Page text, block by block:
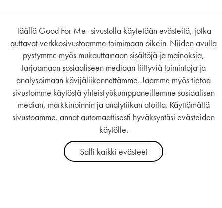
Täällä Good For Me -sivustolla käytetään evästeitä, jotka
auttavat verkkosivustoamme toimimaan oikein. Niiden avulla
pystymme myös mukauttamaan sisältöjä ja mainoksia,
tarjoamaan sosiaaliseen mediaan liittyviä toimintoja ja
analysoimaan kävijäliikennettämme. Jaamme myös tietoa
sivustomme käytöstä yhteistyökumppaneillemme sosiaalisen
median, markkinoinnin ja analytiikan aloilla. Käyttämällä
sivustoamme, annat automaattisesti hyväksyntäsi evästeiden
käytölle.
Salli kaikki evästeet